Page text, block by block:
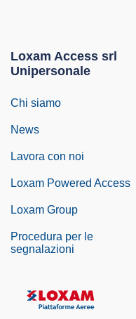
Loxam Access srl
Unipersonale
Chi siamo
News
Lavora con noi
Loxam Powered Access
Loxam Group
Procedura per le
segnalazioni